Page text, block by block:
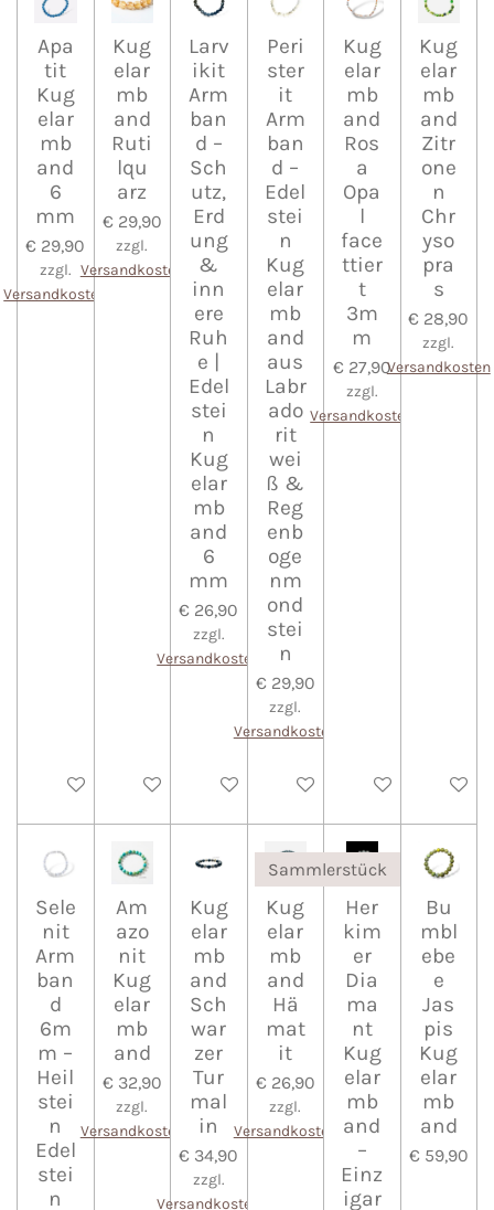
Apa
tit
Kug
elar
mb
and
6
mm
€ 29,90
zzgl.
Versandkosten
In den Warenkorb
Kug
elar
mb
and
Ruti
lqu
arz
€ 29,90
zzgl.
Versandkosten
In den Warenkorb
Larv
ikit
Arm
ban
d –
Sch
utz,
Erd
ung
&
inn
ere
Ruh
e |
Edel
stei
n
Kug
elar
mb
and
6
mm
€ 26,90
zzgl.
Versandkosten
In den Warenkorb
Peri
ster
it
Arm
ban
d –
Edel
stei
n
Kug
elar
mb
and
aus
Labr
ado
rit
wei
ß &
Reg
enb
oge
nm
ond
stei
n
€ 29,90
zzgl.
Versandkosten
In den Warenkorb
Kug
elar
mb
and
Ros
a
Opa
l
face
ttier
t
3m
m
€ 27,90
zzgl.
Versandkosten
In den Warenkorb
Kug
elar
mb
and
Zitr
one
n
Chr
yso
pra
s
€ 28,90
zzgl.
Versandkosten
In den
Sele
nit
Arm
ban
d
6m
m –
Heil
stei
n
Edel
stei
n
Am
azo
nit
Kug
elar
mb
and
€ 32,90
zzgl.
Versandkosten
Kug
elar
mb
and
Sch
war
zer
Tur
mal
in
€ 34,90
zzgl.
Versandkosten
Kug
elar
mb
and
Hä
mat
it
€ 26,90
zzgl.
Versandkosten
Sammlerstück
Her
kim
er
Dia
ma
nt
Kug
elar
mb
and
–
Einz
igar
Bu
mbl
ebe
e
Jas
pis
Kug
elar
mb
and
€ 59,90